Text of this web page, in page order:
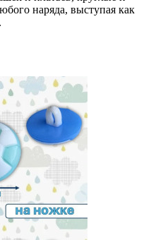
наряда, выступая как